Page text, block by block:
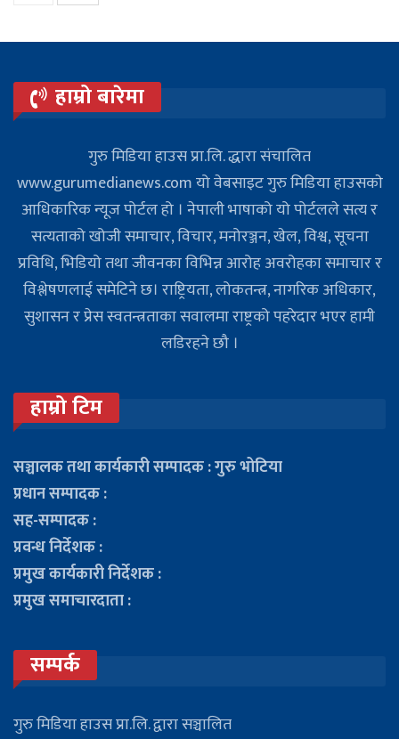
हाम्रो बारेमा
गुरु मिडिया हाउस प्रा.लि. द्धारा संचालित
www.gurumedianews.com यो वेबसाइट गुरु मिडिया हाउसकाे
आधिकारिक न्यूज पोर्टल हो । नेपाली भाषाको यो पोर्टलले सत्य र
सत्यताको खोजी समाचार, विचार, मनोरञ्जन, खेल, विश्व, सूचना
प्रविधि, भिडियो तथा जीवनका विभिन्न आरोह अवरोहका समाचार र
विश्लेषणलाई समेटिने छ। राष्ट्रियता, लोकतन्त्र, नागरिक अधिकार,
सुशासन र प्रेस स्वतन्त्रताका सवालमा राष्ट्रको पहरेदार भएर हामी
लडिरहने छौ ।
हाम्रो टिम
सञ्चालक तथा कार्यकारी सम्पादक : गुरु भोटिया
प्रधान सम्पादक :
सह-सम्पादक :
प्रवन्ध निर्देशक :
प्रमुख कार्यकारी निर्देशक :
प्रमुख समाचारदाता :
सम्पर्क
गुरु मिडिया हाउस प्रा.लि. द्वारा सञ्चालित